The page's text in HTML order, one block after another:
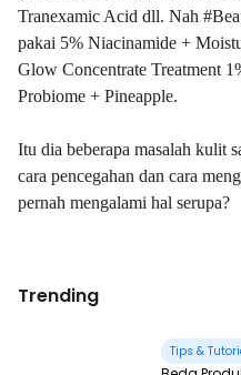
Tranexamic Acid dll. Nah
pakai 5% Niacinamide +
Glow Concentrate Treatment
Probiome + Pineapple.
Itu dia beberapa masalah kulit
cara pencegahan dan cara
pernah mengalami hal serupa?
Trending
Tips &